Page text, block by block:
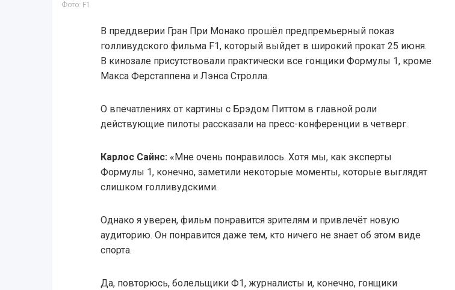
Фото: F1
В преддверии Гран При Монако прошёл предпремьерный показ
голливудского фильма F1, который выйдет в широкий прокат 25 июня.
В кинозале присутствовали практически все гонщики Формулы 1, кроме
Макса Ферстаппена и Лэнса Стролла.
О впечатлениях от картины с Брэдом Питтом в главной роли
действующие пилоты рассказали на пресс-конференции в четверг.
Карлос Сайнс:«Мне очень понравилось. Хотя мы, как эксперты
Формулы 1, конечно, заметили некоторые моменты, которые выглядят
слишком голливудскими.
Однако я уверен, фильм понравится зрителям и привлечёт новую
аудиторию. Он понравится даже тем, кто ничего не знает об этом виде
спорта.
Да, повторюсь, болельщики Ф1, журналисты и, конечно, гонщики